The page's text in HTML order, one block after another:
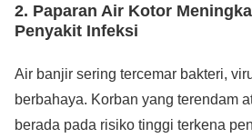
2. Paparan Air Kotor
Penyakit Infeksi
Air banjir sering tercemar bakteri,
berbahaya. Korban yang terendam
berada pada risiko tinggi terkena